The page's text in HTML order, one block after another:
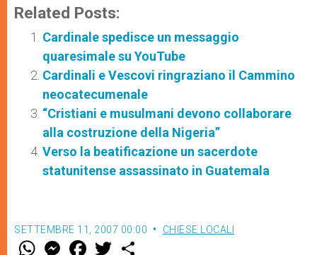
Related Posts:
Cardinale spedisce un messaggio
quaresimale su YouTube
Cardinali e Vescovi ringraziano il Cammino
neocatecumenale
“Cristiani e musulmani devono collaborare
alla costruzione della Nigeria”
Verso la beatificazione un sacerdote
statunitense assassinato in Guatemala
SETTEMBRE 11, 2007 00:00 CHIESE LOCALI
W M F